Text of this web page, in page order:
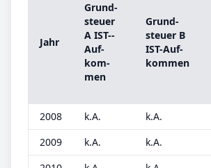
Jahr
Grund­
steu­er
A IST-­
Auf­
kom­
men
Grund­
steu­er B
IST-­Auf­
kom­men
2008 k.A. k.A.
2009
k.A. k.A.